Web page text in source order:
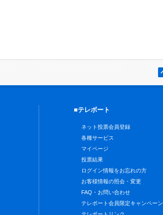
■テレボート
ネット投票会員登録
各種サービス
マイページ
投票結果
ログイン情報をお忘れの方
お客様情報の照会・変更
FAQ・お問い合わせ
テレボート会員限定キャンペーン